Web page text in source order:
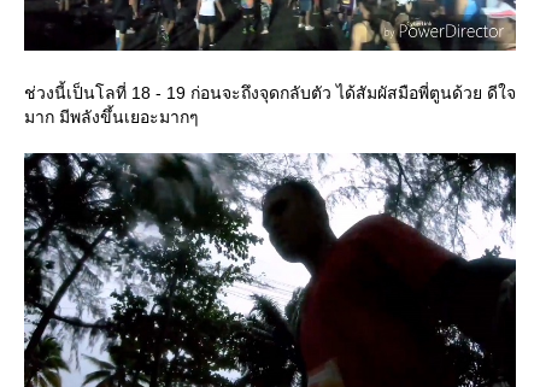
ช่วงนี้เป็นโลที่ 18 - 19 ก่อนจะถึงจุดกลับตัว ได้สัมผัสมือพี่ตูนด้วย ดีใจ
มาก มีพลังขึ้นเยอะมากๆ